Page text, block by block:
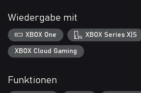
Wiedergabe mit
XBOX One XBOX Series X|S
XBOX Cloud Gaming
Funktionen